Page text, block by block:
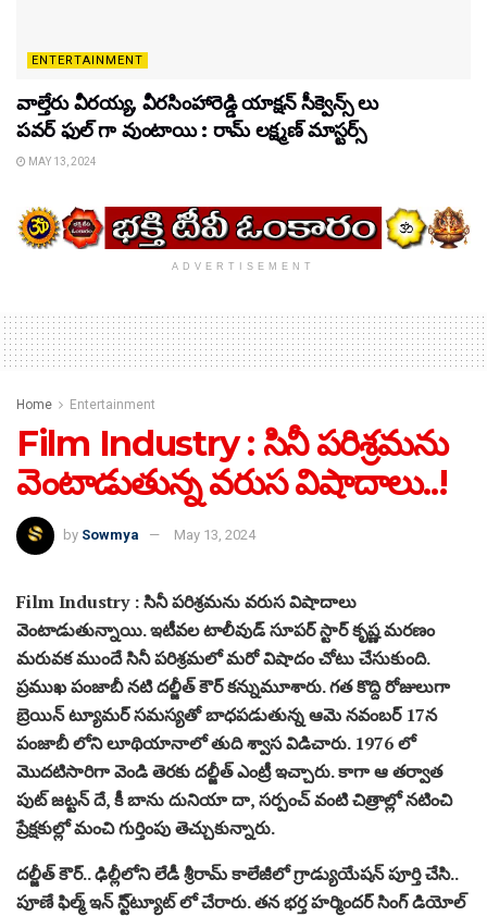
ENTERTAINMENT
వాల్తేరు వీరయ్య, వీరసింహారెడ్డి యాక్షన్ సీక్వెన్స్ లు
పవర్ ఫుల్ గా వుంటాయి : రామ్ లక్ష్మణ్ మాస్టర్స్
MAY 13, 2024
ADVERTISEMENT
Home Entertainment
Film Industry : సినీ పరిశ్రమను
వెంటాడుతున్న వరుస విషాదాలు..!
by Sowmya May 13, 2024
Film Industry : సినీ పరిశ్రమను వరుస విషాదాలు
వెంటాడుతున్నాయి. ఇటీవల టాలీవుడ్ సూపర్ స్టార్ కృష్ణ మరణం
మరువక ముందే సినీ పరిశ్రమలో మరో విషాదం చోటు చేసుకుంది.
ప్రముఖ పంజాబీ నటి దల్జీత్ కౌర్ కన్నుమూశారు. గత కొద్ది రోజులుగా
బ్రెయిన్ ట్యూమర్ సమస్యతో బాధపడుతున్న ఆమె నవంబర్ 17న
పంజాబీ లోని లూథియానాలో తుది శ్వాస విడిచారు. 1976 లో
మొదటిసారిగా వెండి తెరకు దల్జీత్ ఎంట్రీ ఇచ్చారు. కాగా ఆ తర్వాత
పుట్ జట్టన్ దే, కీ బాను దునియా దా, సర్పంచ్ వంటి చిత్రాల్లో నటించి
ప్రేక్షకుల్లో మంచి గుర్తింపు తెచ్చుకున్నారు.
దల్జీత్ కౌర్.. ఢిల్లీలోని లేడీ శ్రీరామ్ కాలేజీలో గ్రాడ్యుయేషన్ పూర్తి చేసి..
పూణే ఫిల్మ్ ఇన్ స్టి్ట్యూట్ లో చేరారు. తన భర్త హర్మిందర్ సింగ్ డియోల్